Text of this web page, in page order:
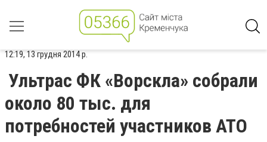
12:19, 13 грудня 2014 р.
Ультрас ФК «Ворскла» собрали
около 80 тыс. для
потребностей участников АТО